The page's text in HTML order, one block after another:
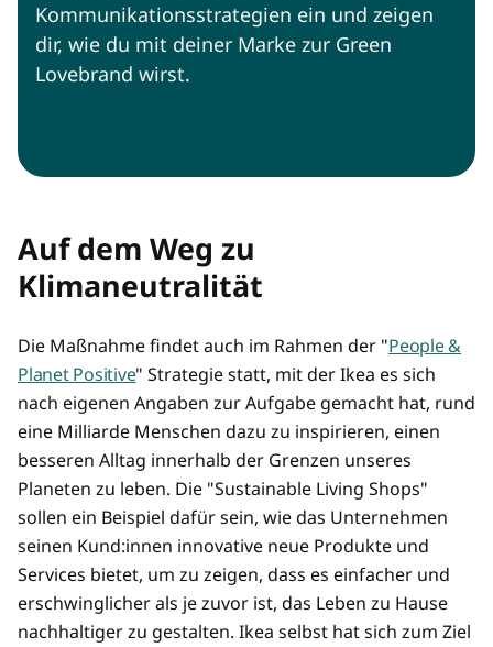
Kommunikationsstrategien ein und zeigen
dir, wie du mit deiner Marke zur Green
Lovebrand wirst.
Auf dem Weg zu
Klimaneutralität
Die Maßnahme findet auch im Rahmen der "People &
Planet Positive" Strategie statt, mit der Ikea es sich
nach eigenen Angaben zur Aufgabe gemacht hat, rund
eine Milliarde Menschen dazu zu inspirieren, einen
besseren Alltag innerhalb der Grenzen unseres
Planeten zu leben. Die "Sustainable Living Shops"
sollen ein Beispiel dafür sein, wie das Unternehmen
seinen Kund:innen innovative neue Produkte und
Services bietet, um zu zeigen, dass es einfacher und
erschwinglicher als je zuvor ist, das Leben zu Hause
nachhaltiger zu gestalten. Ikea selbst hat sich zum Ziel